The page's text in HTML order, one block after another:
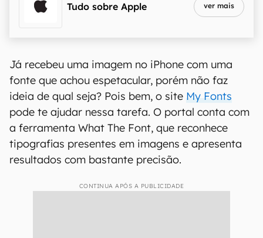
Tudo sobre Apple ver mais
Já recebeu uma imagem no iPhone com uma
fonte que achou espetacular, porém não faz
ideia de qual seja? Pois bem, o site My Fonts
pode te ajudar nessa tarefa. O portal conta com
a ferramenta What The Font, que reconhece
tipografias presentes em imagens e apresenta
resultados com bastante precisão.
CONTINUA APÓS A PUBLICIDADE